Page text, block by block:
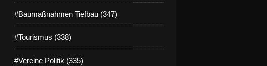
#Baumaßnahmen Tiefbau (347)
#Tourismus (338)
#Vereine Politik (335)